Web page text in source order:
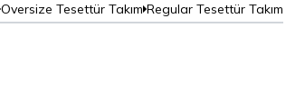
Oversize Tesettür Takım Regular Tesettür Takım